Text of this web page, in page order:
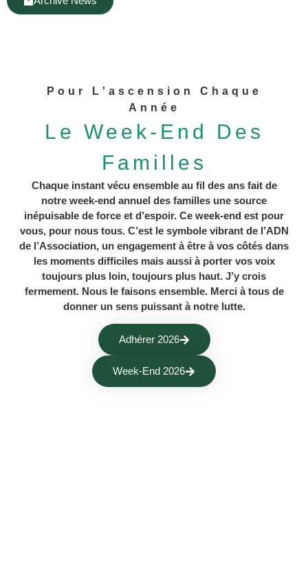
Pour L'ascension Chaque
Année
Le Week-End Des
Familles
Chaque instant vécu ensemble au fil des ans fait de
notre week-end annuel des familles une source
inépuisable de force et d’espoir. Ce week-end est pour
vous, pour nous tous. C’est le symbole vibrant de l’ADN
de l’Association, un engagement à être à vos côtés dans
les moments difficiles mais aussi à porter vos voix
toujours plus loin, toujours plus haut. J’y crois
fermement. Nous le faisons ensemble. Merci à tous de
donner un sens puissant à notre lutte.
Adhérer 2026
Week-End 2026